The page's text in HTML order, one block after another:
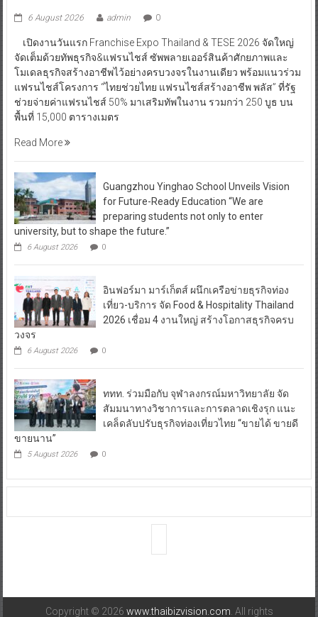
6 August 2026 admin 0
เปิดงานวันแรก Franchise Expo Thailand & TESE 2026 จัดใหญ่
จัดเต็มด้วยทัพธุรกิจ&แฟรนไชส์ ซัพพลายเออร์สินค้าศักยภาพและ
โมเดลธุรกิจสร้างอาชีพไว้อย่างครบวงจรในงานเดียว พร้อมแนวร่วม
แฟรนไชส์โครงการ “ไทยช่วยไทย แฟรนไชส์สร้างอาชีพ พลัส” ที่รัฐ
ช่วยจ่ายค่าแฟรนไชส์ 50% มาเสริมทัพในงาน รวมกว่า 250 บูธ บน
พื้นที่ 15,000 ตารางเมตร
Read More
Guangzhou Yinghao School Unveils Vision
for Future-Ready Education “We are
preparing students not only to enter
university, but to shape the future.”
6 August 2026 0
อินฟอร์มา มาร์เก็ตส์ ผนึกเครือข่ายธุรกิจท่อง
เที่ยว-บริการ จัด Food & Hospitality Thailand
2026 เชื่อม 4 งานใหญ่ สร้างโอกาสธุรกิจครบ
วงจร
6 August 2026 0
ททท. ร่วมมือกับ จุฬาลงกรณ์มหาวิทยาลัย จัด
สัมมนาทางวิชาการและการตลาดเชิงรุก แนะ
เคล็ดลับปรับธุรกิจท่องเที่ยวไทย “ขายได้ ขายดี
ขายนาน”
5 August 2026 0
Copyright © 2026 www.thaibizvision.com . All rights